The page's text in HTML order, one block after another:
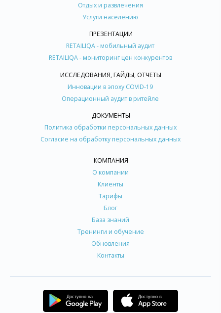
Отдых и развлечения
Услуги населению
ПРЕЗЕНТАЦИИ
RETAILIQA - мобильный аудит
RETAILIQA - мониторинг цен конкурентов
ИССЛЕДОВАНИЯ, ГАЙДЫ, ОТЧЕТЫ
Инновации в эпоху COVID-19
Операционный аудит в ритейле
ДОКУМЕНТЫ
Политика обработки персональных данных
Согласие на обработку персональных данных
КОМПАНИЯ
О компании
Клиенты
Тарифы
Блог
База знаний
Тренинги и обучение
Обновления
Контакты